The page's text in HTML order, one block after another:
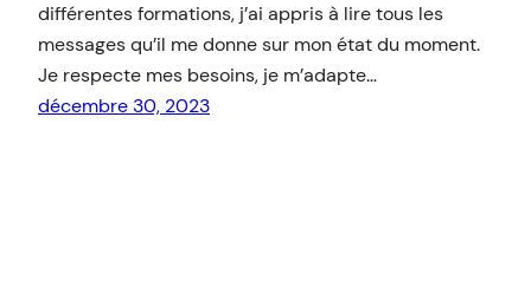
différentes formations, j’ai appris à lire tous les
messages qu’il me donne sur mon état du moment.
Je respecte mes besoins, je m’adapte…
décembre 30, 2023